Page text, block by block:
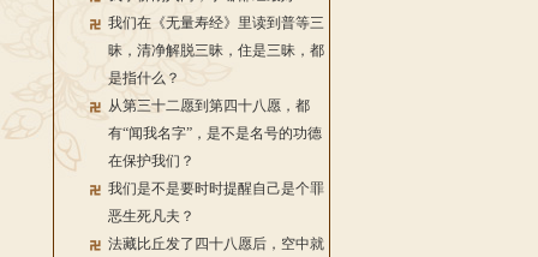
我们在《无量寿经》里读到普等三
昧，清净解脱三昧，住是三昧，都
是指什么？
从第三十二愿到第四十八愿，都
有“闻我名字”，是不是名号的功德
在保护我们？
我们是不是要时时提醒自己是个罪
恶生死凡夫？
法藏比丘发了四十八愿后，空中就